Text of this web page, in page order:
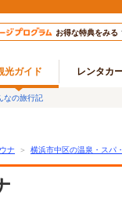
お得な特典をみる
光ガイド レンタカ
なの旅行記
ナ ＞ 横浜市中区の温泉・スパ